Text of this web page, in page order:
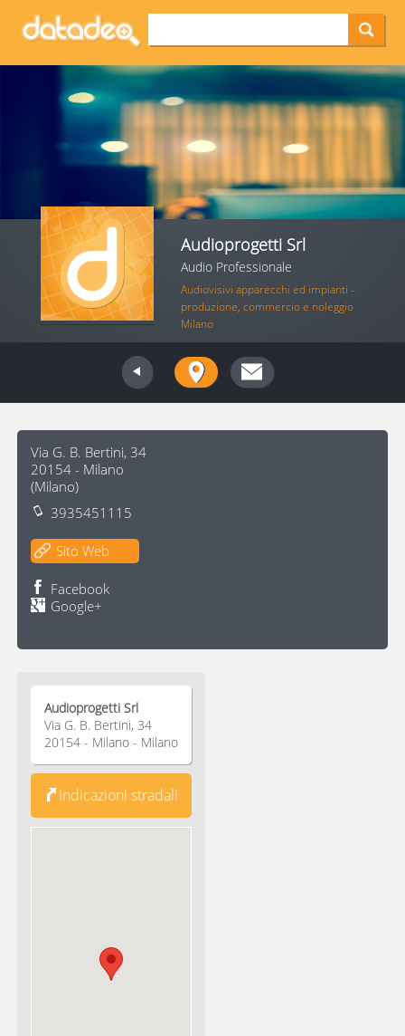
Audioprogetti Srl
Audio Professionale
Audiovisivi apparecchi ed impianti -
produzione, commercio e noleggio
Milano
Via G. B. Bertini, 34
20154 - Milano
(Milano)
3935451115
Sito Web
Facebook
Google+
Audioprogetti Srl
Via G. B. Bertini, 34
20154 - Milano - Milano
Indicazioni stradali